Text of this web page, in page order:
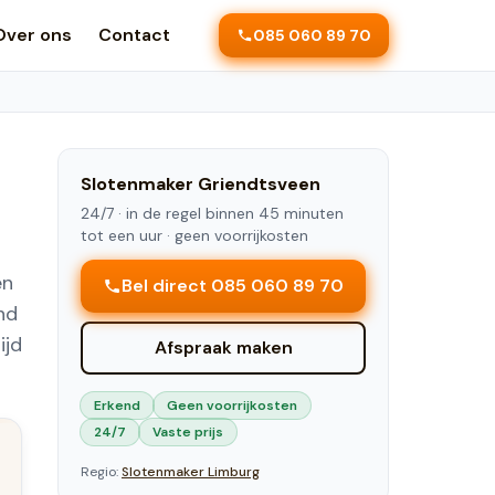
ons Contact 085 060 89 70
Slotenmaker Griendtsveen
24/7 · in de regel binnen 45 minuten
tot een uur · geen voorrijkosten
Bel direct 085 060 89 70
Afspraak maken
Erkend
Geen voorrijkosten
24/7
Vaste prijs
Regio:SlotenmakerLimburg